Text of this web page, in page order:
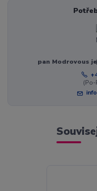
pan Modrovous
(Po-